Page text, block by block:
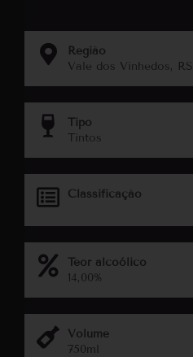
Região
Vale dos Vinhedos, RS
Tipo
Tintos
Classificação
Teor alcoólico
14,00%
Volume
750ml